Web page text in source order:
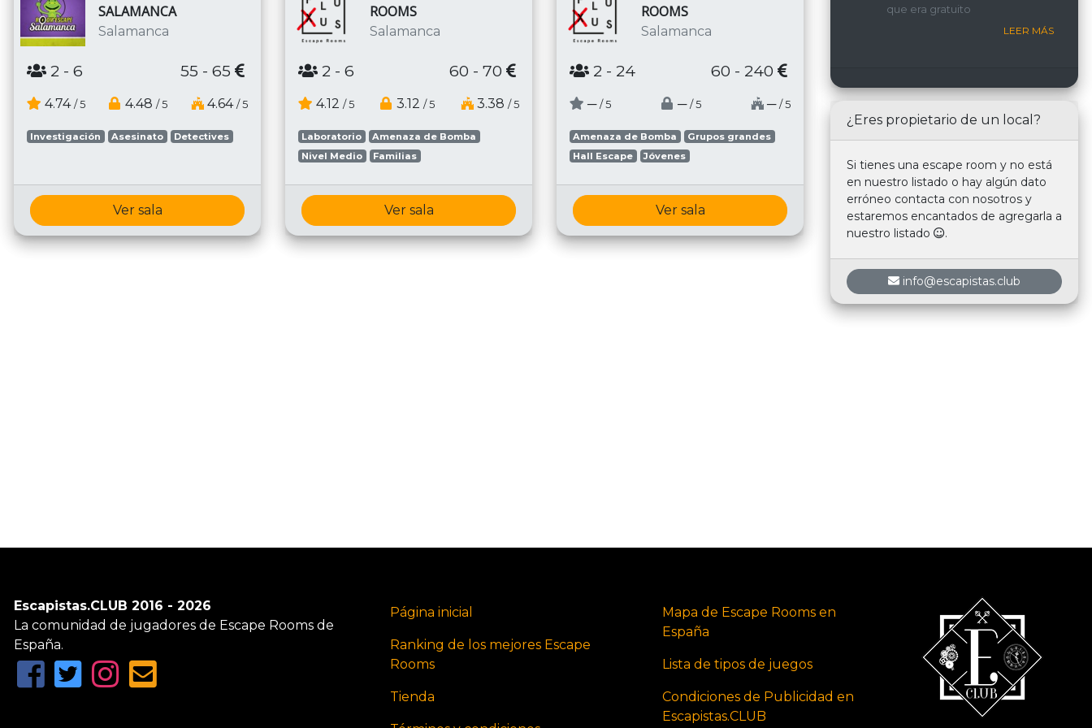
SALAMANCA
Salamanca
2 - 6 55 - 65
4.74 / 5 4.48 / 5 4.64 / 5
Investigación Asesinato Detectives
Ver sala
ROOMS
Salamanca
2 - 6 60 - 70
4.12 / 5 3.12 / 5 3.38 / 5
Laboratorio
Amenaza de Bomba
Nivel Medio
Familias
Ver sala
ROOMS
Salamanca
2 - 24 60 - 240
─ / 5 ─ / 5 ─ / 5
Amenaza de Bomba
Grupos grandes
Hall Escape
Jóvenes
Ver sala
nosotros.
que era gratuito
LEER MÁS
¿Eres propietario de un local?
Si tienes una escape room y no está
en nuestro listado o hay algún dato
erróneo contacta con nosotros y
estaremos encantados de agregarla a
nuestro listado
.
info@escapistas.club
Escapistas.CLUB 2016 - 2026
La comunidad de jugadores de Escape Rooms de
España.
Página inicial
Ranking de los mejores Escape
Rooms
Tienda
Mapa de Escape Rooms en
España
Lista de tipos de juegos
Condiciones de Publicidad en
Escapistas.CLUB